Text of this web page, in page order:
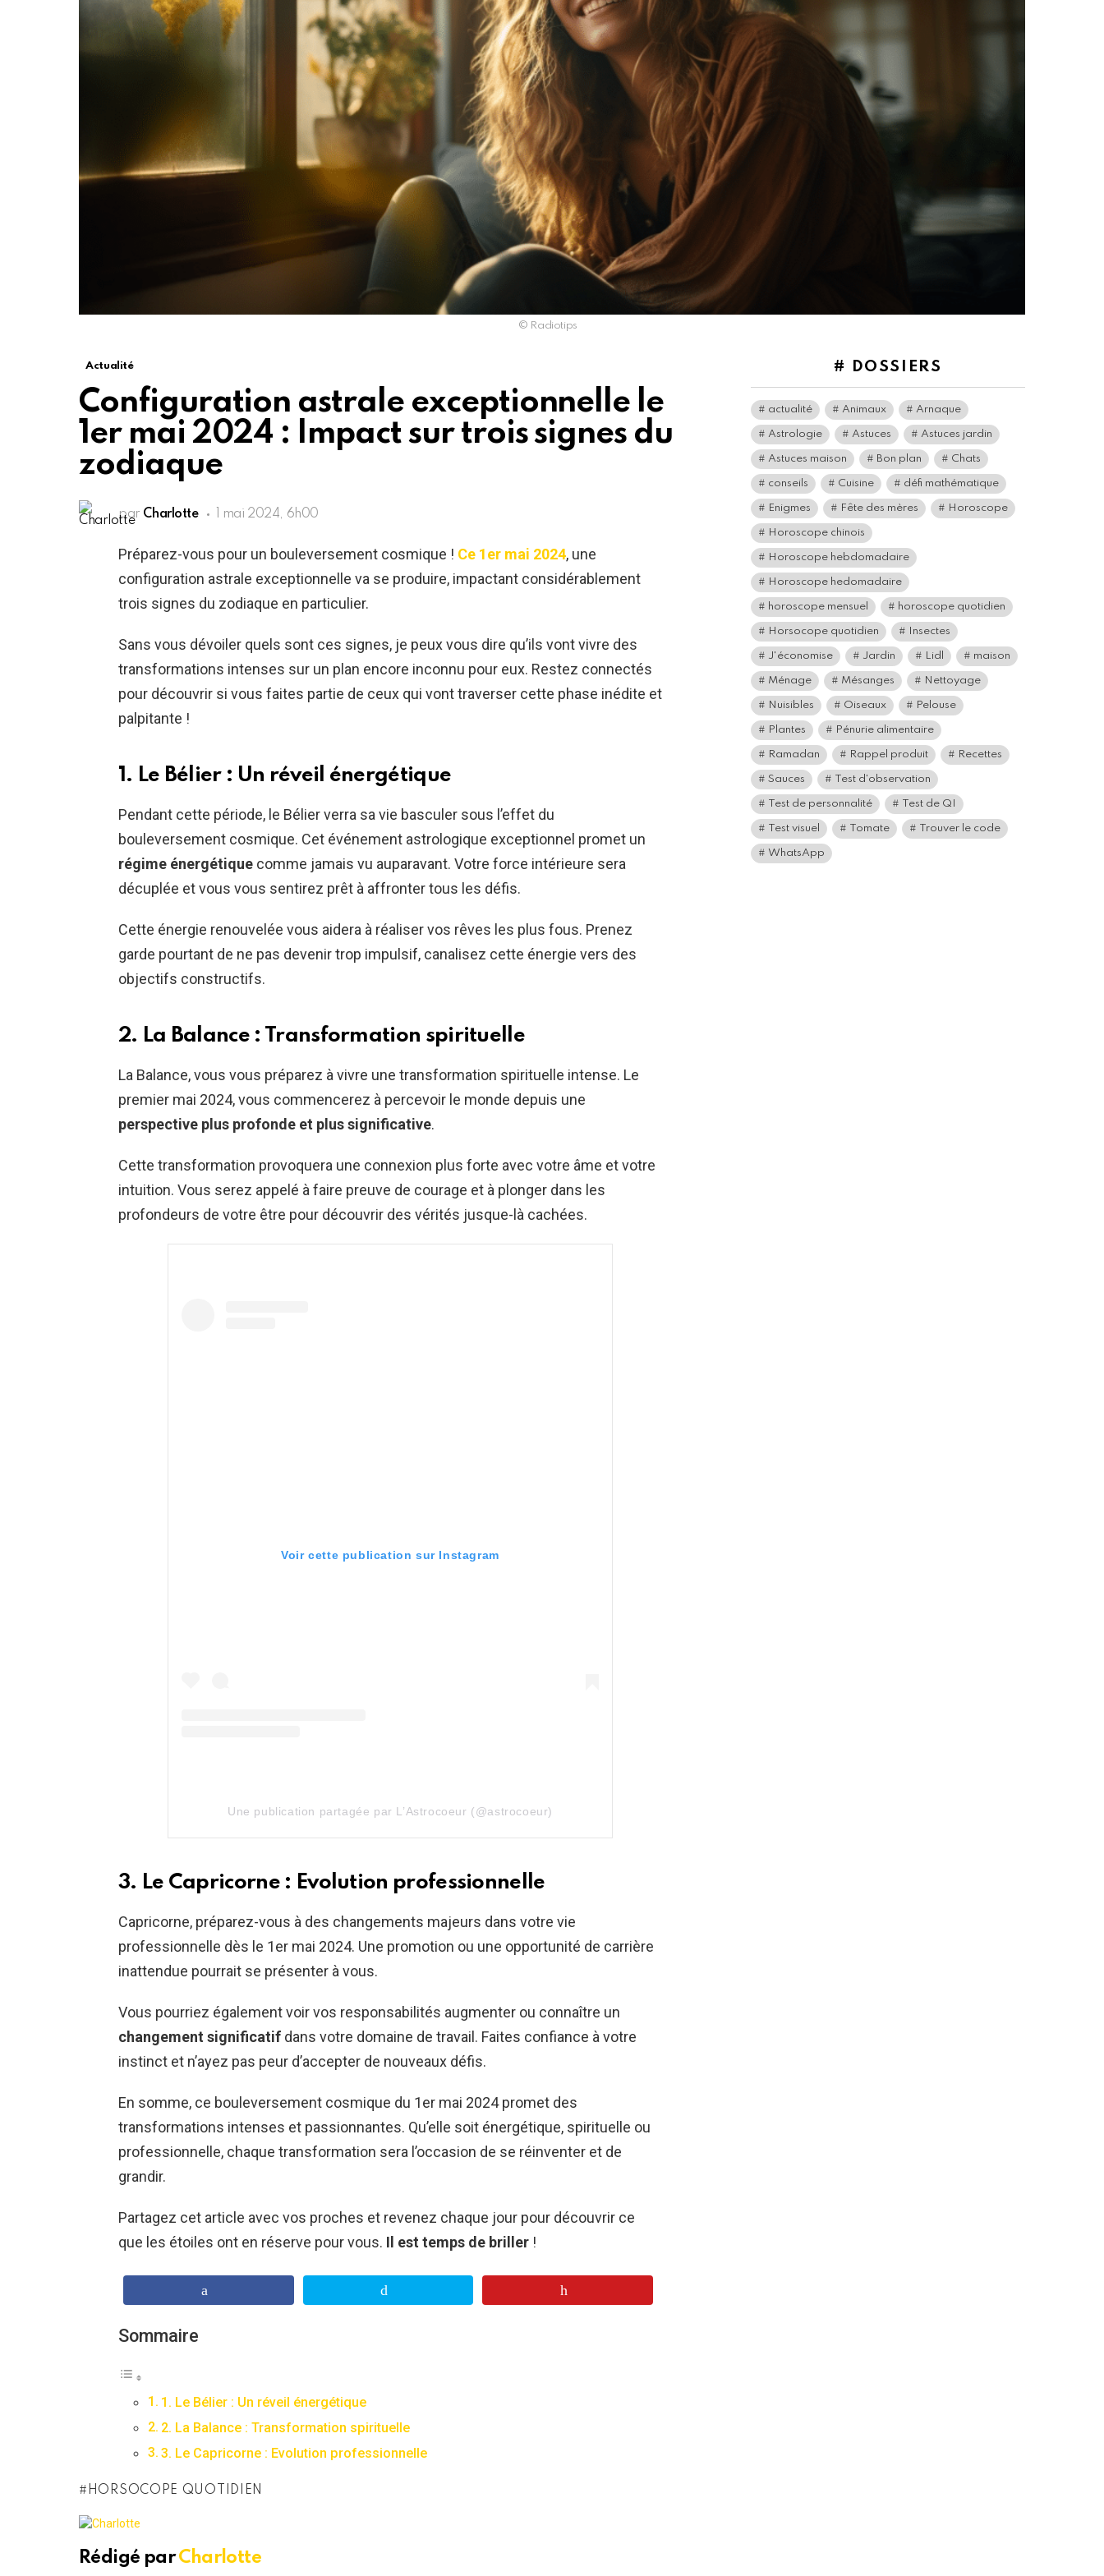
© Radiotips
Actualité
Configuration astrale exceptionnelle le
1er mai 2024 : Impact sur trois signes du
zodiaque
par Charlotte 1 mai 2024, 6h00
Préparez-vous pour un bouleversement cosmique ! Ce 1er mai 2024, une
configuration astrale exceptionnelle va se produire, impactant considérablement
trois signes du zodiaque en particulier.
Sans vous dévoiler quels sont ces signes, je peux vous dire qu’ils vont vivre des
transformations intenses sur un plan encore inconnu pour eux. Restez connectés
pour découvrir si vous faites partie de ceux qui vont traverser cette phase inédite et
palpitante !
1. Le Bélier : Un réveil énergétique
Pendant cette période, le Bélier verra sa vie basculer sous l’effet du
bouleversement cosmique. Cet événement astrologique exceptionnel promet un
régime énergétique comme jamais vu auparavant. Votre force intérieure sera
décuplée et vous vous sentirez prêt à affronter tous les défis.
Cette énergie renouvelée vous aidera à réaliser vos rêves les plus fous. Prenez
garde pourtant de ne pas devenir trop impulsif, canalisez cette énergie vers des
objectifs constructifs.
2. La Balance : Transformation spirituelle
La Balance, vous vous préparez à vivre une transformation spirituelle intense. Le
premier mai 2024, vous commencerez à percevoir le monde depuis une
perspective plus profonde et plus significative.
Cette transformation provoquera une connexion plus forte avec votre âme et votre
intuition. Vous serez appelé à faire preuve de courage et à plonger dans les
profondeurs de votre être pour découvrir des vérités jusque-là cachées.
Voir cette publication sur Instagram
Une publication partagée par L’Astrocoeur (@astrocoeur)
3. Le Capricorne : Evolution professionnelle
Capricorne, préparez-vous à des changements majeurs dans votre vie
professionnelle dès le 1er mai 2024. Une promotion ou une opportunité de carrière
inattendue pourrait se présenter à vous.
Vous pourriez également voir vos responsabilités augmenter ou connaître un
changement significatif dans votre domaine de travail. Faites confiance à votre
instinct et n’ayez pas peur d’accepter de nouveaux défis.
En somme, ce bouleversement cosmique du 1er mai 2024 promet des
transformations intenses et passionnantes. Qu’elle soit énergétique, spirituelle ou
professionnelle, chaque transformation sera l’occasion de se réinventer et de
grandir.
Partagez cet article avec vos proches et revenez chaque jour pour découvrir ce
que les étoiles ont en réserve pour vous. Il est temps de briller !
Sommaire
1. Le Bélier : Un réveil énergétique
2. La Balance : Transformation spirituelle
3. Le Capricorne : Evolution professionnelle
HORSOCOPE QUOTIDIEN
Rédigé parCharlotte
# DOSSIERS
actualité Animaux Arnaque
Astrologie Astuces Astuces jardin
Astuces maison Bon plan Chats
conseils Cuisine défi mathématique
Enigmes Fête des mères Horoscope
Horoscope chinois
Horoscope hebdomadaire
Horoscope hedomadaire
horoscope mensuel horoscope quotidien
Horsocope quotidien Insectes
J'économise Jardin Lidl maison
Ménage Mésanges Nettoyage
Nuisibles Oiseaux Pelouse
Plantes Pénurie alimentaire
Ramadan Rappel produit Recettes
Sauces Test d'observation
Test de personnalité Test de QI
Test visuel Tomate Trouver le code
WhatsApp